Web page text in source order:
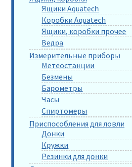
Ящики Aquatech
Коробки Aquatech
Ящики, коробки прочее
Ведра
Измерительные приборы
Метеостанции
Безмены
Барометры
Часы
Спиртомеры
Приспособления для ловли
Донки
Кружки
Резинки для донки